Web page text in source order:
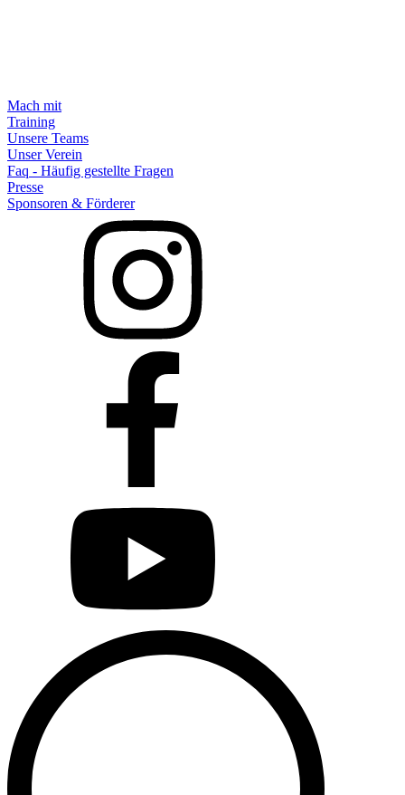
Mach mit
Training
Unsere Teams
Unser Verein
Faq - Häufig gestellte Fragen
Presse
Sponsoren & Förderer